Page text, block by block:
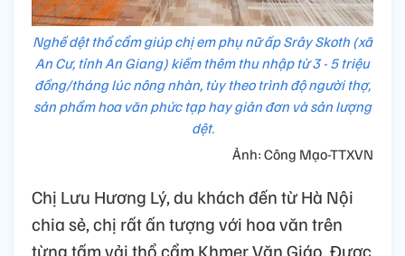
Nghề dệt thổ cẩm giúp chị em phụ nữ ấp Srây Skoth (xã
An Cư, tỉnh An Giang) kiềm thêm thu nhập từ 3 - 5 triệu
đồng/tháng lúc nông nhàn, tùy theo trình độ người thợ,
sản phẩm hoa văn phức tạp hay giản đơn và sản lượng
dệt.
Ảnh: Công Mạo-TTXVN
Chị Lưu Hương Lý, du khách đến từ Hà Nội
chia sẻ, chị rất ấn tượng với hoa văn trên
từng tấm vải thổ cẩm Khmer Văn Giáo. Được